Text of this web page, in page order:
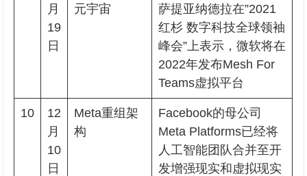
月
19
日
元宇宙
萨提亚纳德拉在”2021
红杉 数字科技全球领袖
峰会”上表示，微软将在
2022年发布Mesh For
Teams虚拟平台
10
12
月
10
日
Meta重组架
构
Facebook的母公司
Meta Platforms已经将
人工智能团队合并至开
发增强现实和虚拟现实